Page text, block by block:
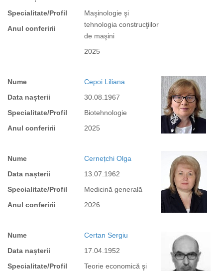
Specialitate/Profil
Anul conferirii
Maşinologie şi
tehnologia construcţiilor
de maşini
2025
Nume
Data nașterii
Specialitate/Profil
Anul conferirii
Cepoi Liliana
30.08.1967
Biotehnologie
2025
Nume
Data nașterii
Specialitate/Profil
Anul conferirii
Cernețchi Olga
13.07.1962
Medicină generală
2026
Nume
Data nașterii
Specialitate/Profil
Certan Sergiu
17.04.1952
Teorie economică şi